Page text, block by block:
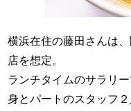
横浜在住の藤田さんは
店を想定。
ランチタイムのサラリ
身とパートのスタッフ